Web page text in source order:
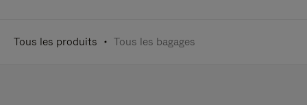
Tous les produits Tous les bagages